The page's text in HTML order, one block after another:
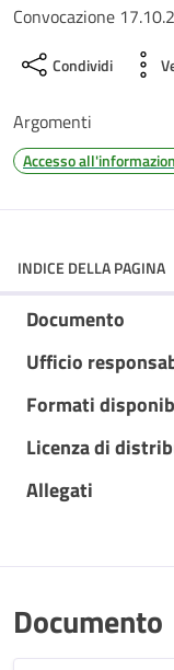
Convocazione
Condividi
Argomenti
Accesso
INDICE DELLA PAGINA
Documento
Ufficio
Formati
Licenza di
Allegati
Documento